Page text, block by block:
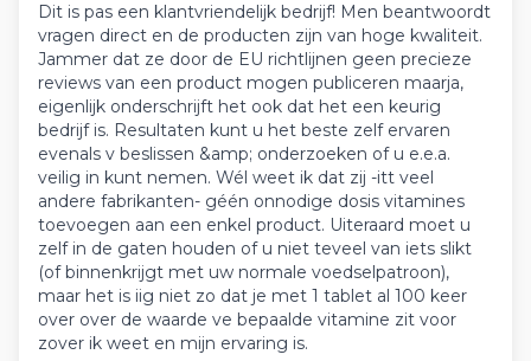
Dit is pas een klantvriendelijk bedrijf! Men beantwoordt
vragen direct en de producten zijn van hoge kwaliteit.
Jammer dat ze door de EU richtlijnen geen precieze
reviews van een product mogen publiceren maarja,
eigenlijk onderschrijft het ook dat het een keurig
bedrijf is. Resultaten kunt u het beste zelf ervaren
evenals v beslissen &amp; onderzoeken of u e.e.a.
veilig in kunt nemen. Wél weet ik dat zij -itt veel
andere fabrikanten- géén onnodige dosis vitamines
toevoegen aan een enkel product. Uiteraard moet u
zelf in de gaten houden of u niet teveel van iets slikt
(of binnenkrijgt met uw normale voedselpatroon),
maar het is iig niet zo dat je met 1 tablet al 100 keer
over over de waarde ve bepaalde vitamine zit voor
zover ik weet en mijn ervaring is.